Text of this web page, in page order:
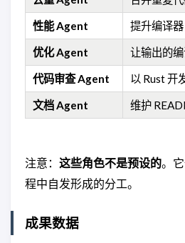
性能 Agent 提升编译
优化 Agent 让输出的
代码审查 Agent 以 Rust 开
文档 Agent 维护
注意： 这些角色不是预设的。
程中自发形成的分工。
成果数据